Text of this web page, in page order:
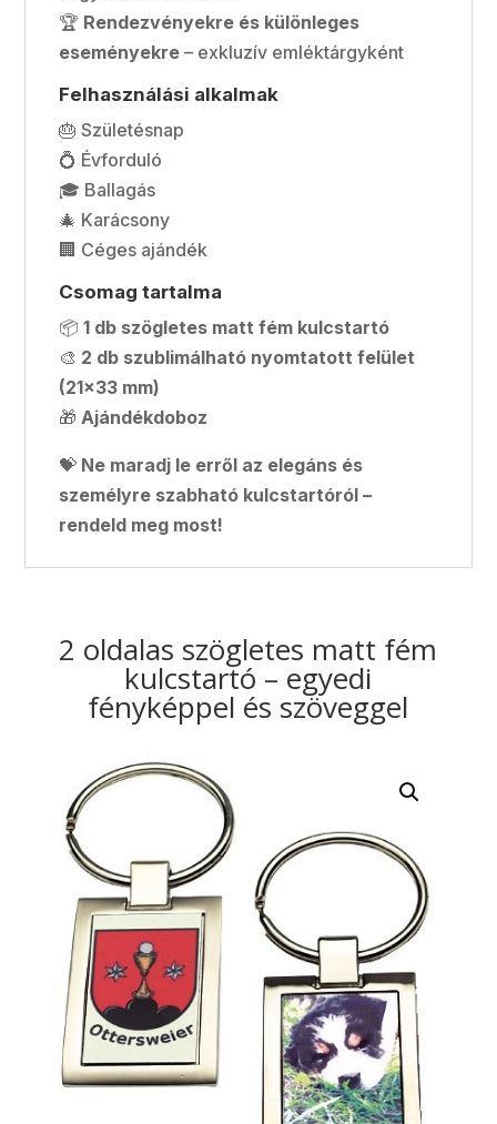
🏆 Rendezvényekre és különleges
eseményekre – exkluzív emléktárgyként
Felhasználási alkalmak
🎂 Születésnap
💍 Évforduló
🎓 Ballagás
🎄 Karácsony
🏢 Céges ajándék
Csomag tartalma
📦1 db szögletes matt fém kulcstartó
🎨 2 db szublimálható nyomtatott felület
(21×33 mm)
🎁 Ajándékdoboz
💝 Ne maradj le erről az elegáns és
személyre szabható kulcstartóról –
rendeld meg most!
2 oldalas szögletes matt fém
kulcstartó – egyedi
fényképpel és szöveggel